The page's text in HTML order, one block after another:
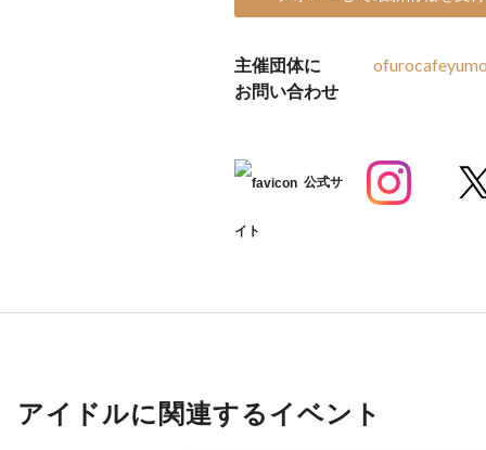
主催団体に
お問い合わせ
公式サ
イト
アイドルに関連するイベント